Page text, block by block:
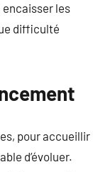
les
difficulté
pour accueillir
d’évoluer.